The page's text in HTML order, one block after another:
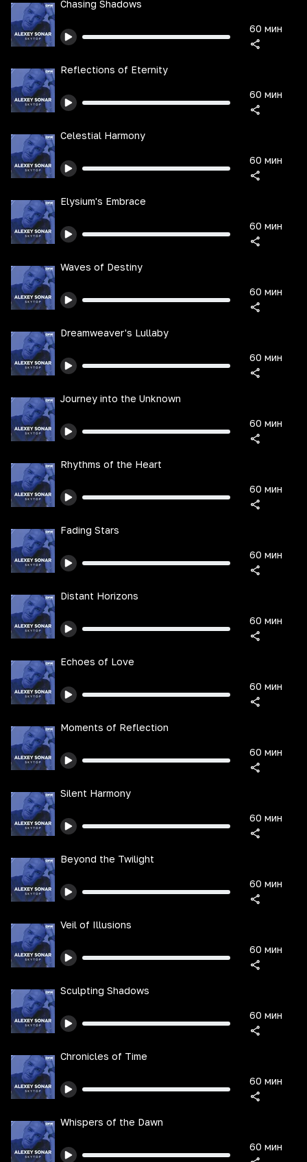
Chasing Shadows
60 мин
Reflections of Eternity
60 мин
Celestial Harmony
60 мин
Elysium's Embrace
60 мин
Waves of Destiny
60 мин
Dreamweaver's Lullaby
60 мин
Journey into the Unknown
60 мин
Rhythms of the Heart
60 мин
Fading Stars
60 мин
Distant Horizons
60 мин
Echoes of Love
60 мин
Moments of Reflection
60 мин
Silent Harmony
60 мин
Beyond the Twilight
60 мин
Veil of Illusions
60 мин
Sculpting Shadows
60 мин
Chronicles of Time
60 мин
Whispers of the Dawn
60 мин